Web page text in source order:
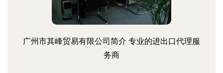
广州市其峰贸易有限公司简介 专业的进出口代理服
务商